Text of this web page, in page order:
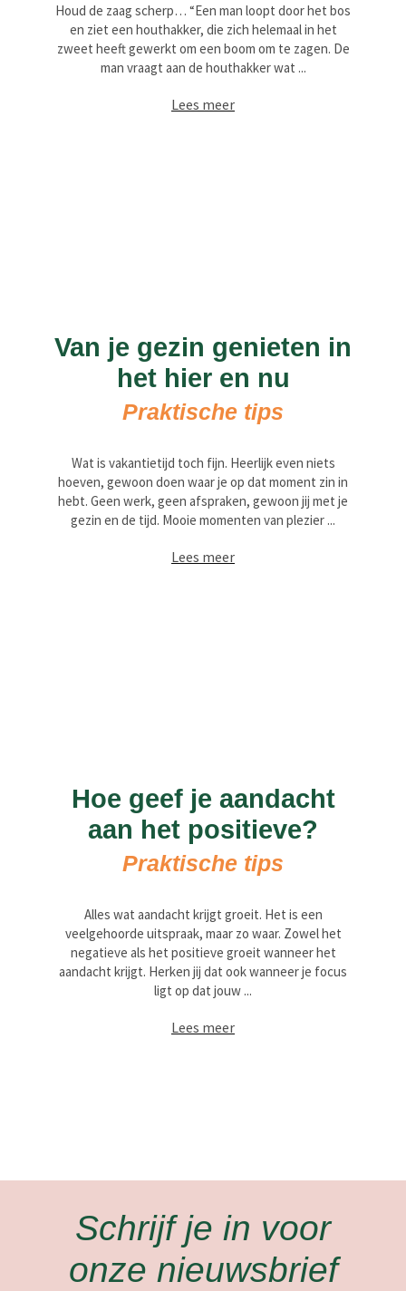
Houd de zaag scherp… “Een man loopt door het bos
en ziet een houthakker, die zich helemaal in het
zweet heeft gewerkt om een boom om te zagen. De
man vraagt aan de houthakker wat ...
Lees meer
Van je gezin genieten in
het hier en nu
Praktische tips
Wat is vakantietijd toch fijn. Heerlijk even niets
hoeven, gewoon doen waar je op dat moment zin in
hebt. Geen werk, geen afspraken, gewoon jij met je
gezin en de tijd. Mooie momenten van plezier ...
Lees meer
Hoe geef je aandacht
aan het positieve?
Praktische tips
Alles wat aandacht krijgt groeit. Het is een
veelgehoorde uitspraak, maar zo waar. Zowel het
negatieve als het positieve groeit wanneer het
aandacht krijgt. Herken jij dat ook wanneer je focus
ligt op dat jouw ...
Lees meer
Schrijf je in voor
onze nieuwsbrief